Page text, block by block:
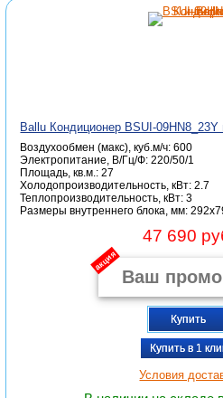
Ballu Кондиционер BSUI-09HN8_23Y
Воздухообмен (макс), куб.м/ч: 600
Электропитание, В/Гц/Ф: 220/50/1
Площадь, кв.м.: 27
Холодопроизводительность, кВт: 2.7
Теплопроизводительность, кВт: 3
Размеры внутреннего блока, мм:
47 690
акция
Купить
Купить в 1
Условия